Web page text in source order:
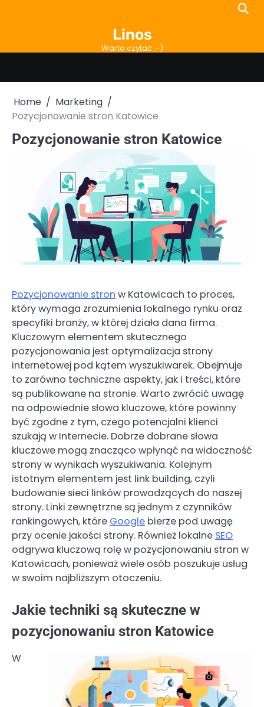
Linos
Warto czytać :-)
Home
Marketing
Pozycjonowanie stron Katowice
Pozycjonowanie stron Katowice
Pozycjonowanie stron w Katowicach to proces,
który wymaga zrozumienia lokalnego rynku oraz
specyfiki branży, w której działa dana firma.
Kluczowym elementem skutecznego
pozycjonowania jest optymalizacja strony
internetowej pod kątem wyszukiwarek. Obejmuje
to zarówno techniczne aspekty, jak i treści, które
są publikowane na stronie. Warto zwrócić uwagę
na odpowiednie słowa kluczowe, które powinny
być zgodne z tym, czego potencjalni klienci
szukają w Internecie. Dobrze dobrane słowa
kluczowe mogą znacząco wpłynąć na widoczność
strony w wynikach wyszukiwania. Kolejnym
istotnym elementem jest link building, czyli
budowanie sieci linków prowadzących do naszej
strony. Linki zewnętrzne są jednym z czynników
rankingowych, które Google bierze pod uwagę
przy ocenie jakości strony. Również lokalne SEO
odgrywa kluczową rolę w pozycjonowaniu stron w
Katowicach, ponieważ wiele osób poszukuje usług
w swoim najbliższym otoczeniu.
Jakie techniki są skuteczne w
pozycjonowaniu stron Katowice
W